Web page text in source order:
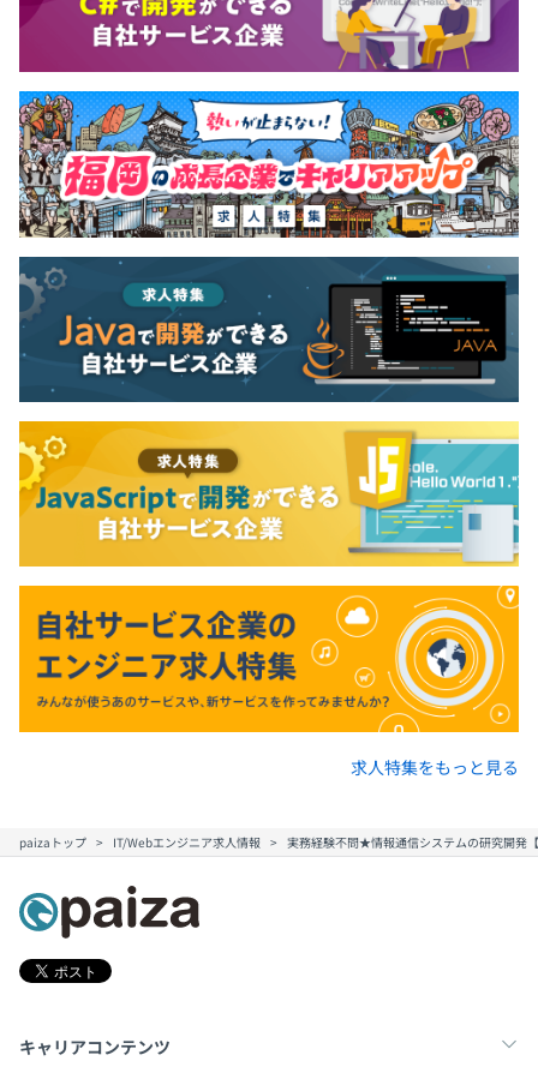
求人特集をもっと見る
paizaトップ IT/Webエンジニア求人情報 実務経験不問★情報通信システムの研究開発
キャリアコンテンツ